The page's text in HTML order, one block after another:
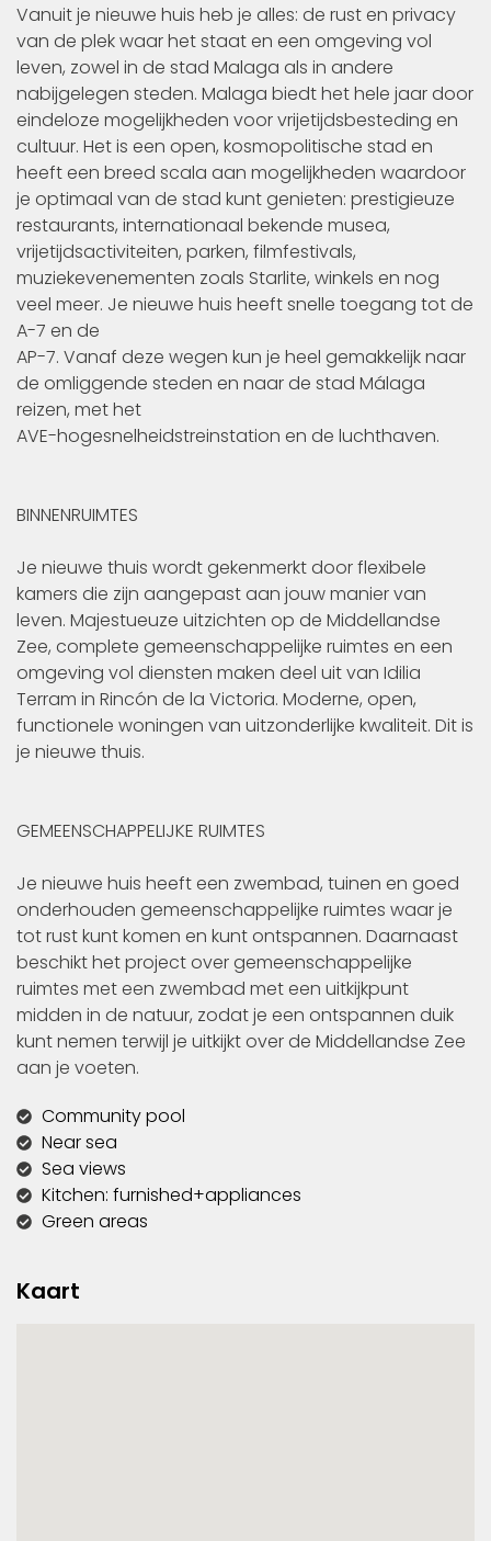
Vanuit je nieuwe huis heb je alles: de rust en privacy
van de plek waar het staat en een omgeving vol
leven, zowel in de stad Malaga als in andere
nabijgelegen steden. Malaga biedt het hele jaar door
eindeloze mogelijkheden voor vrijetijdsbesteding en
cultuur. Het is een open, kosmopolitische stad en
heeft een breed scala aan mogelijkheden waardoor
je optimaal van de stad kunt genieten: prestigieuze
restaurants, internationaal bekende musea,
vrijetijdsactiviteiten, parken, filmfestivals,
muziekevenementen zoals Starlite, winkels en nog
veel meer. Je nieuwe huis heeft snelle toegang tot de
A-7 en de
AP-7. Vanaf deze wegen kun je heel gemakkelijk naar
de omliggende steden en naar de stad Málaga
reizen, met het
AVE-hogesnelheidstreinstation en de luchthaven.
BINNENRUIMTES
Je nieuwe thuis wordt gekenmerkt door flexibele
kamers die zijn aangepast aan jouw manier van
leven. Majestueuze uitzichten op de Middellandse
Zee, complete gemeenschappelijke ruimtes en een
omgeving vol diensten maken deel uit van Idilia
Terram in Rincón de la Victoria. Moderne, open,
functionele woningen van uitzonderlijke kwaliteit. Dit is
je nieuwe thuis.
GEMEENSCHAPPELIJKE RUIMTES
Je nieuwe huis heeft een zwembad, tuinen en goed
onderhouden gemeenschappelijke ruimtes waar je
tot rust kunt komen en kunt ontspannen. Daarnaast
beschikt het project over gemeenschappelijke
ruimtes met een zwembad met een uitkijkpunt
midden in de natuur, zodat je een ontspannen duik
kunt nemen terwijl je uitkijkt over de Middellandse Zee
aan je voeten.
Community pool
Near sea
Sea views
Kitchen: furnished+appliances
Green areas
Kaart